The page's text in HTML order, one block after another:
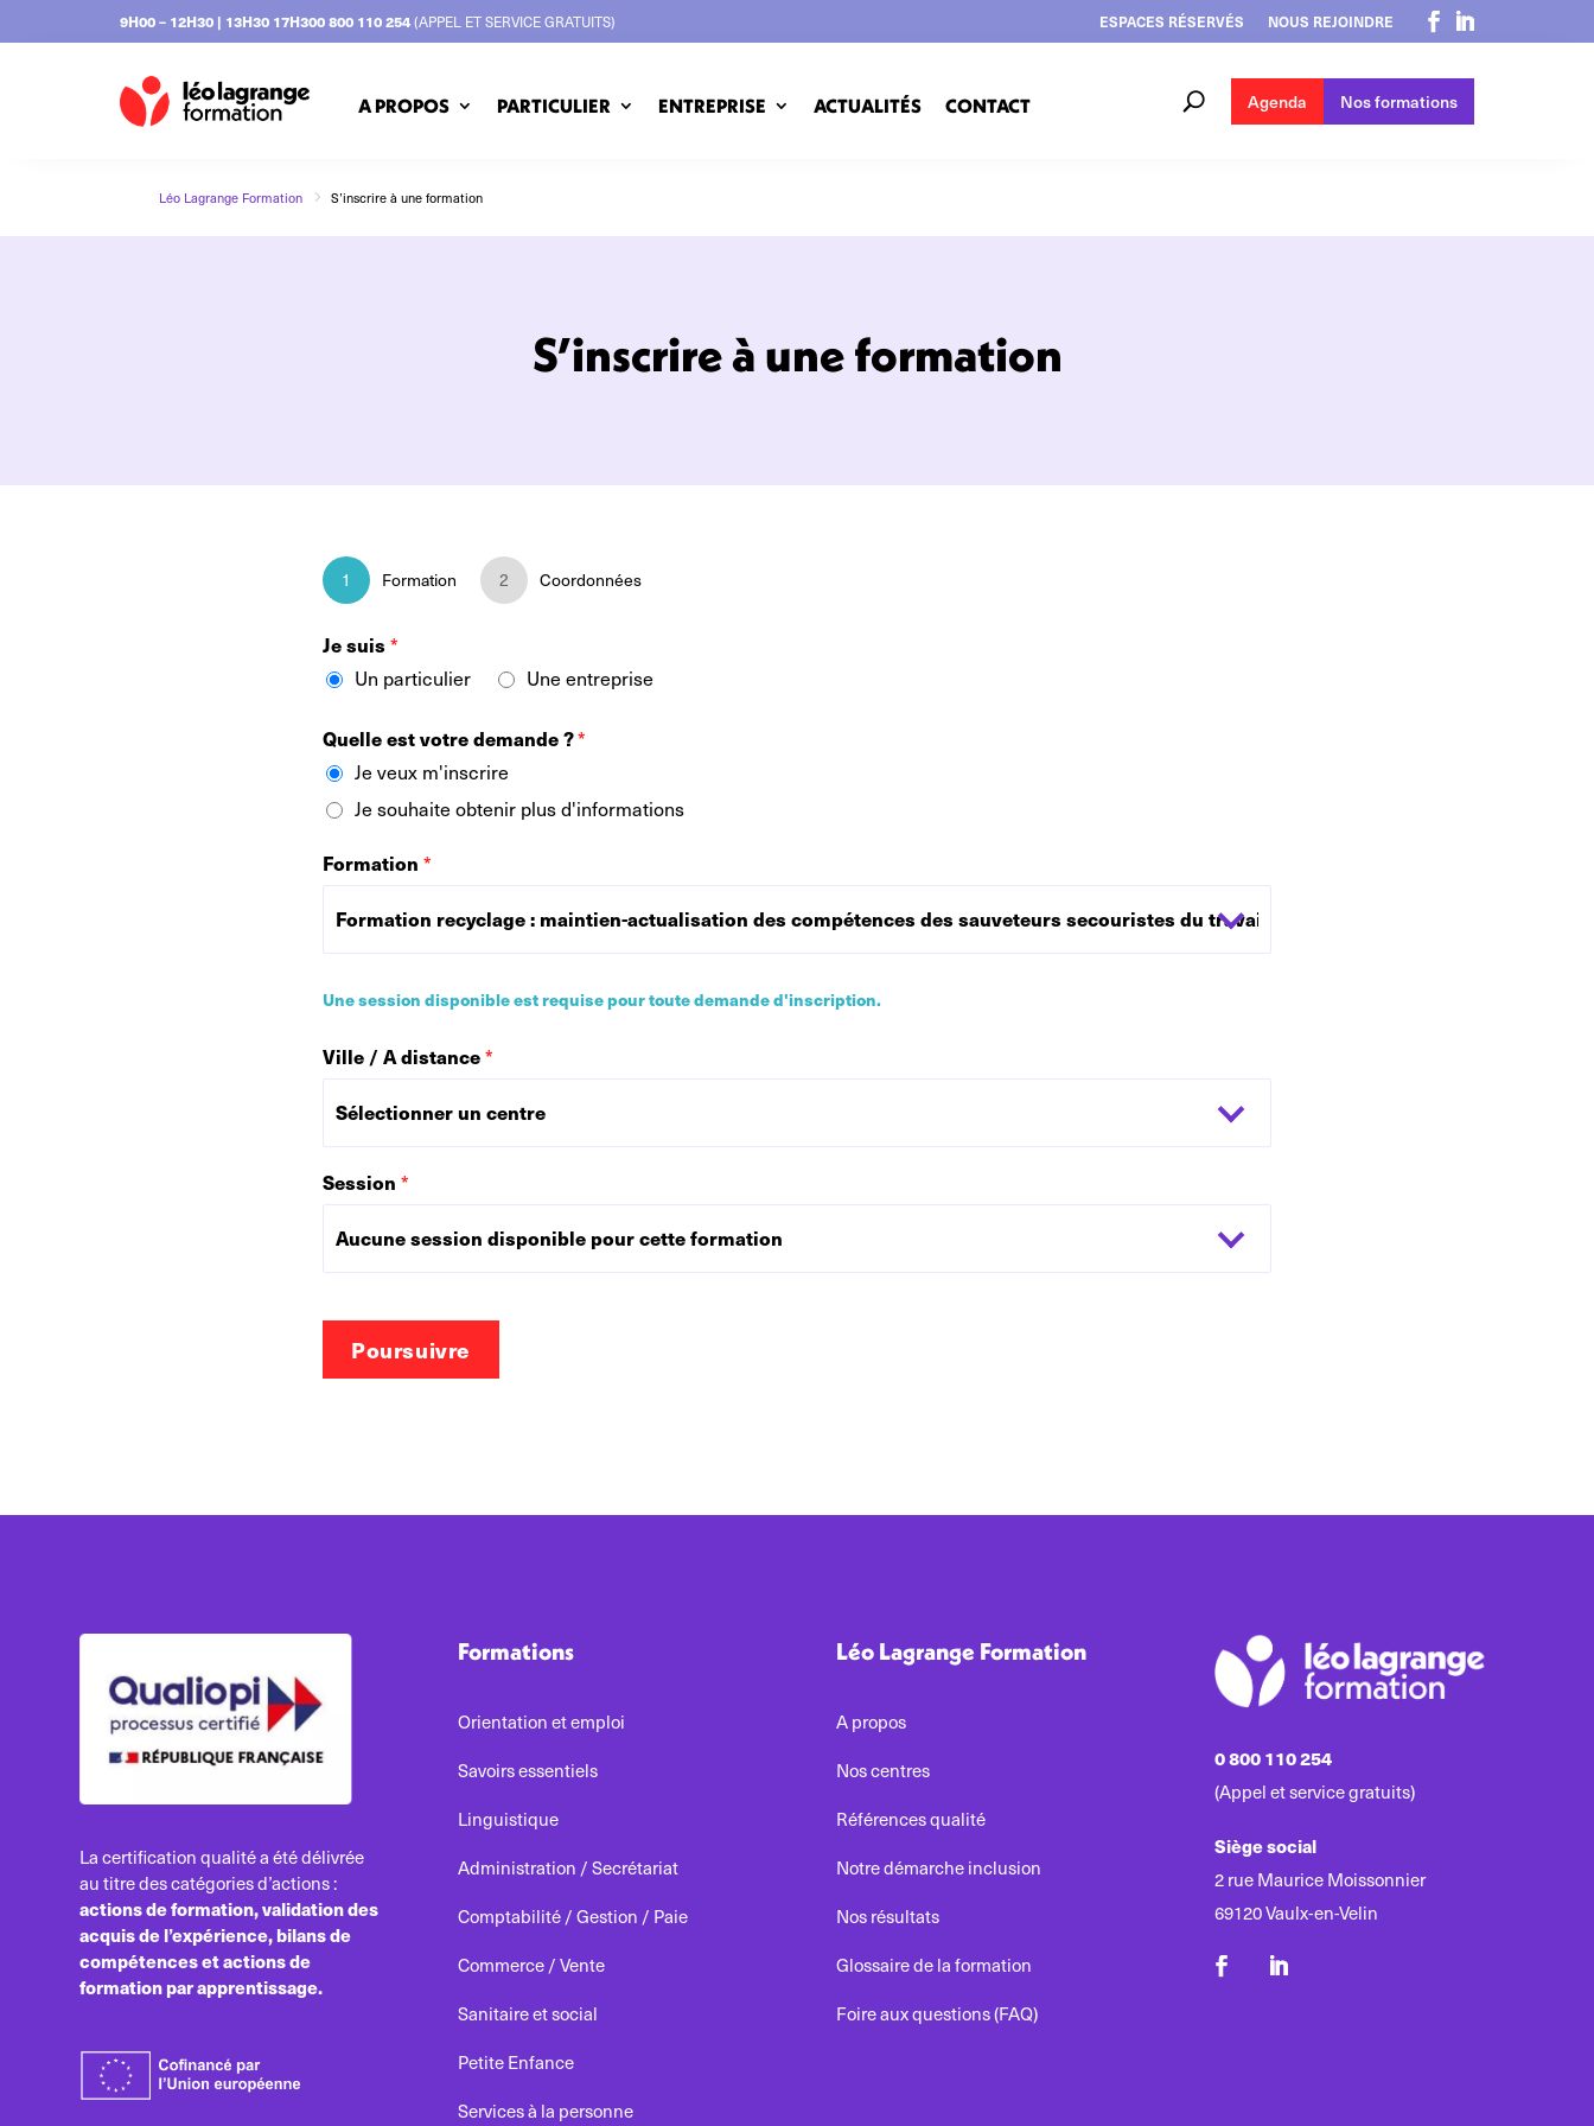
9H00 – 12H30 | 13H30 17H300 800 110 254(APPEL ET SERVICE GRATUITS) ESPACES RÉSERVÉS NOUS REJOINDRE
A PROPOS PARTICULIER ENTREPRISE ACTUALITÉS CONTACT Agenda Nos formations
Léo Lagrange Formation 5 S’inscrire à une formation
S’inscrire à une formation
1 Formation 2 Coordonnées
Je suis *
Un particulier
Une entreprise
Quelle est votre demande ?*
Je veux m'inscrire
Je souhaite obtenir plus d'informations
Formation *
Une session disponible est requise pour toute demande d'inscription.
Ville / A distance*
Session *
Poursuivre
La certification qualité a été délivrée
au titre des catégories d’actions :
actions de formation, validation des
acquis de l’expérience, bilans de
compétences et actions de
formation par apprentissage.
Formations
Orientation et emploi
Savoirs essentiels
Linguistique
Administration / Secrétariat
Comptabilité / Gestion / Paie
Commerce / Vente
Sanitaire et social
Petite Enfance
Services à la personne
Léo Lagrange Formation
A propos
Nos centres
Références qualité
Notre démarche inclusion
Nos résultats
Glossaire de la formation
Foire aux questions (FAQ)
0 800 110 254
(Appel et service gratuits)
Siège social
2 rue Maurice Moissonnier
69120 Vaulx-en-Velin